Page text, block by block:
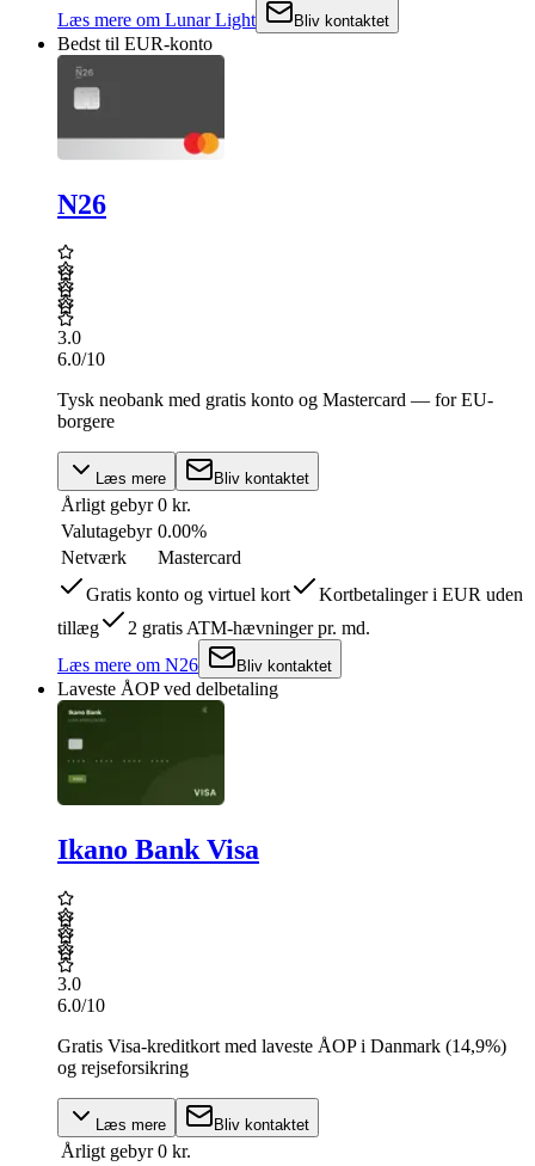
Læs mere om Lunar Light Bliv kontaktet
Bedst til EUR-konto
N26
3.0
6.0/10
Tysk neobank med gratis konto og Mastercard — for EU-
borgere
Læs mere Bliv kontaktet
Årligt gebyr 0 kr.
Valutagebyr 0.00%
Netværk
Mastercard
Gratis konto og virtuel kort
Kortbetalinger i EUR uden
tillæg
2 gratis ATM-hævninger pr. md.
Læs mere om N26 Bliv kontaktet
Laveste ÅOP ved delbetaling
Ikano Bank Visa
3.0
6.0/10
Gratis Visa-kreditkort med laveste ÅOP i Danmark (14,9%)
og rejseforsikring
Læs mere Bliv kontaktet
Årligt gebyr 0 kr.